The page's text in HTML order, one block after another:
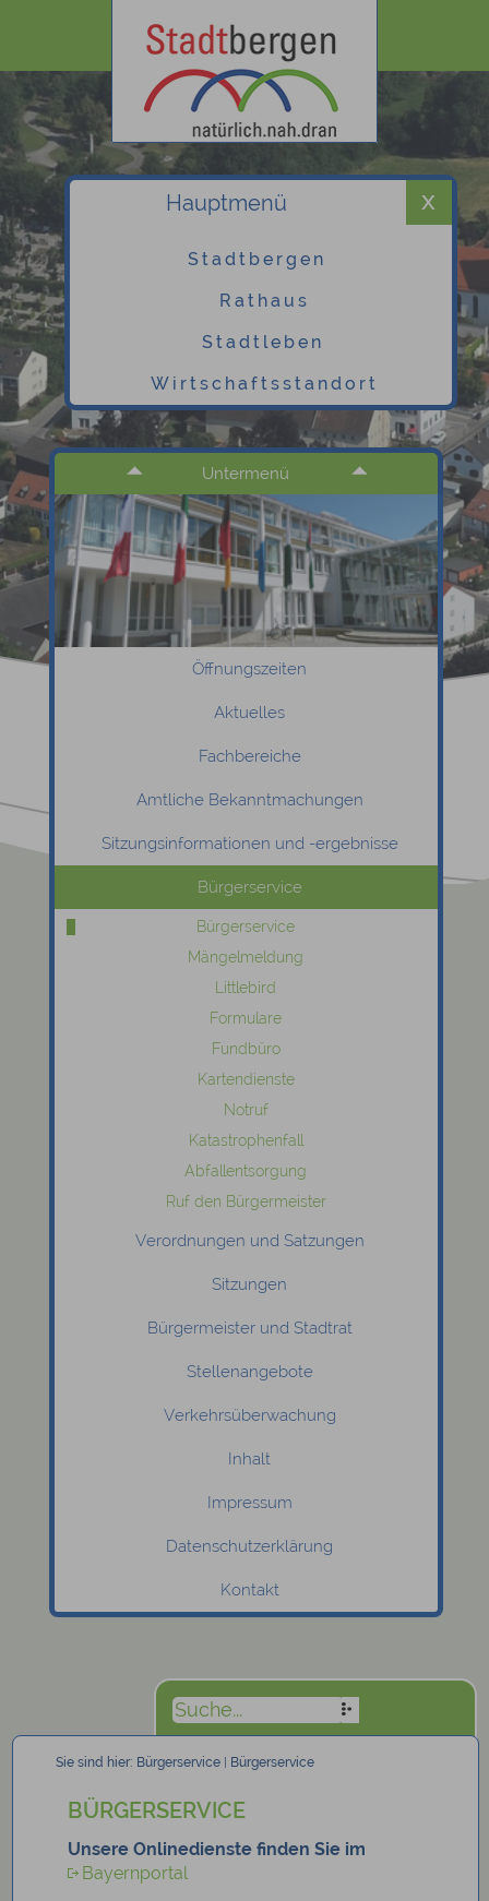
Hauptmenü
Stadtbergen
Rathaus
Stadtleben
Wirtschaftsstandort
Untermenü
Öffnungszeiten
Aktuelles
Fachbereiche
Amtliche Bekanntmachungen
Sitzungsinformationen und -ergebnisse
Bürgerservice
Bürgerservice
Mängelmeldung
Littlebird
Formulare
Fundbüro
Kartendienste
Notruf
Katastrophenfall
Abfallentsorgung
Ruf den Bürgermeister
Verordnungen und Satzungen
Sitzungen
Bürgermeister und Stadtrat
Stellenangebote
Verkehrsüberwachung
Inhalt
Impressum
Datenschutzerklärung
Kontakt
Sie sind hier: Bürgerservice Bürgerservice
BÜRGERSERVICE
Unsere Onlinedienste finden Sie im
Bayernportal